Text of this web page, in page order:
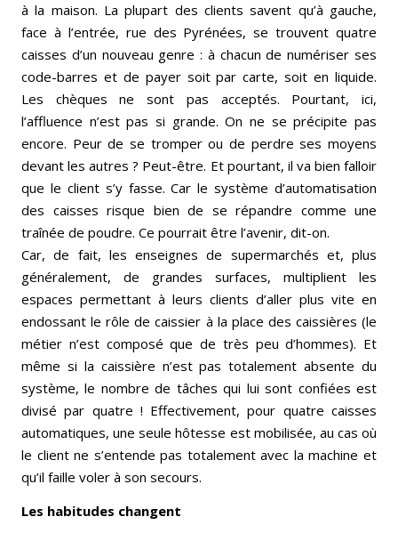
à la maison. La plupart des clients savent qu’à gauche,
face à l’entrée, rue des Pyrénées, se trouvent quatre
caisses d’un nouveau genre : à chacun de numériser ses
code-barres et de payer soit par carte, soit en liquide.
Les chèques ne sont pas acceptés. Pourtant, ici,
l’affluence n’est pas si grande. On ne se précipite pas
encore. Peur de se tromper ou de perdre ses moyens
devant les autres ? Peut-être. Et pourtant, il va bien falloir
que le client s’y fasse. Car le système d’automatisation
des caisses risque bien de se répandre comme une
traînée de poudre. Ce pourrait être l’avenir, dit-on.
Car, de fait, les enseignes de supermarchés et, plus
généralement, de grandes surfaces, multiplient les
espaces permettant à leurs clients d’aller plus vite en
endossant le rôle de caissier à la place des caissières (le
métier n’est composé que de très peu d’hommes). Et
même si la caissière n’est pas totalement absente du
système, le nombre de tâches qui lui sont confiées est
divisé par quatre ! Effectivement, pour quatre caisses
automatiques, une seule hôtesse est mobilisée, au cas où
le client ne s’entende pas totalement avec la machine et
qu’il faille voler à son secours.
Les habitudes changent